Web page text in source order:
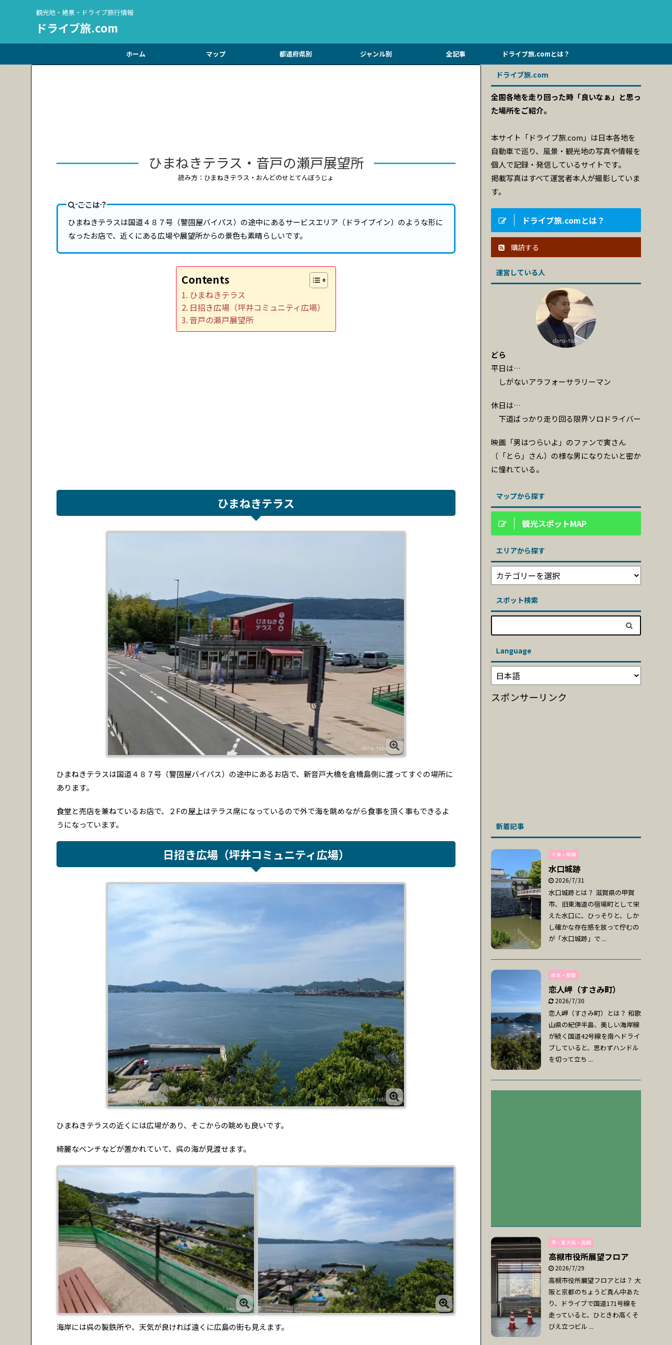
観光地・絶景・ドライブ旅行情報
ドライブ旅.com
ホーム マップ 都道府県別 ジャンル別 全記事 ドライブ旅.comとは？
ひまねきテラス・音戸の瀬戸展望所
読み方：ひまねきテラス・おんどのせとてんぼうじょ
ここは？
ひまねきテラスは国道４８７号（警固屋バイパス）の途中にあるサービスエリア（ドライブイン）のような形に
なったお店で、近くにある広場や展望所からの景色も素晴らしいです。
Contents
ひまねきテラス
日招き広場（坪井コミュニティ広場）
音戸の瀬戸展望所
ひまねきテラス
ひまねきテラスは国道４８７号（警固屋バイパス）の途中にあるお店で、新音戸大橋を倉橋島側に渡ってすぐの場所に
あります。
食堂と売店を兼ねているお店で、２Fの屋上はテラス席になっているので外で海を眺めながら食事を頂く事もできるよ
うになっています。
日招き広場（坪井コミュニティ広場）
ひまねきテラスの近くには広場があり、そこからの眺めも良いです。
綺麗なベンチなどが置かれていて、呉の海が見渡せます。
海岸には呉の製鉄所や、天気が良ければ遠くに広島の街も見えます。
ドライブ旅.com
全国各地を走り回った時「良いなぁ」と思っ
た場所をご紹介。
本サイト「ドライブ旅.com」は日本各地を
自動車で巡り、風景・観光地の写真や情報を
個人で記録・発信しているサイトです。
掲載写真はすべて運営者本人が撮影していま
す。
ドライブ旅.comとは？
購読する
運営している人
どら
平日は…
しがないアラフォーサラリーマン
休日は…
下道ばっかり走り回る限界ソロドライバー
映画「男はつらいよ」のファンで寅さん
（「とら」さん）の様な男になりたいと密か
に憧れている。
マップから探す
観光スポットMAP
エリアから探す
スポット検索
Language
スポンサーリンク
新着記事
大津・甲賀
水口城跡
2026/7/31
水口城跡とは？ 滋賀県の甲賀
市、旧東海道の宿場町として栄
えた水口に、ひっそりと、しか
し確かな存在感を放って佇むの
が「水口城跡」で ...
串本・那智
恋人岬（すさみ町）
2026/7/30
恋人岬（すさみ町）とは？ 和歌
山県の紀伊半島、美しい海岸線
が続く国道42号線を南へドライ
ブしていると、思わずハンドル
を切って立ち ...
堺・東大阪・高槻
高槻市役所展望フロア
2026/7/29
高槻市役所展望フロアとは？ 大
阪と京都のちょうど真ん中あた
り、ドライブで国道171号線を
走っていると、ひときわ高くそ
びえ立つビル ...